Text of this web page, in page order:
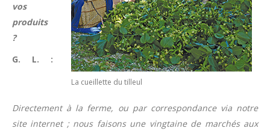
La cueillette du tilleul
vos
produits
?
G. L. :
Directement à la ferme, ou par correspondance via notre
site internet ; nous faisons une vingtaine de marchés aux